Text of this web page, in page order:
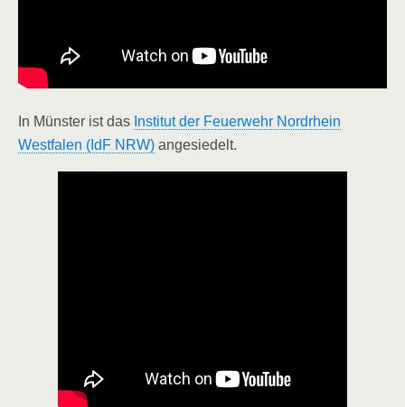
In Münster ist das Institut der Feuerwehr Nordrhein
Westfalen (IdF NRW) angesiedelt.